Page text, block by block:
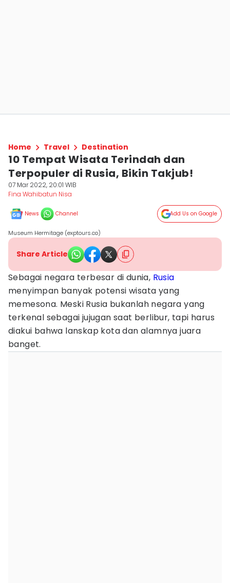
Home Travel Destination
10 Tempat Wisata Terindah dan
Terpopuler di Rusia, Bikin Takjub!
07 Mar 2022, 20:01 WIB
Fina Wahibatun Nisa
News Channel Add Us on Google
Museum Hermitage (exptours.co)
Share Article
Sebagai negara terbesar di dunia, Rusia
menyimpan banyak potensi wisata yang
memesona. Meski Rusia bukanlah negara yang
terkenal sebagai jujugan saat berlibur, tapi harus
diakui bahwa lanskap kota dan alamnya juara
banget.